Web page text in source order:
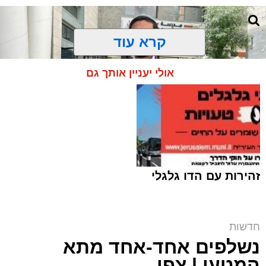
ארי קאהן / 16:42 06.08.26
קרא עוד
אולי יעניין אותך גם
זהירות עם הדו גלגלי
חדשות
נשלפים אחד-אחד מתא